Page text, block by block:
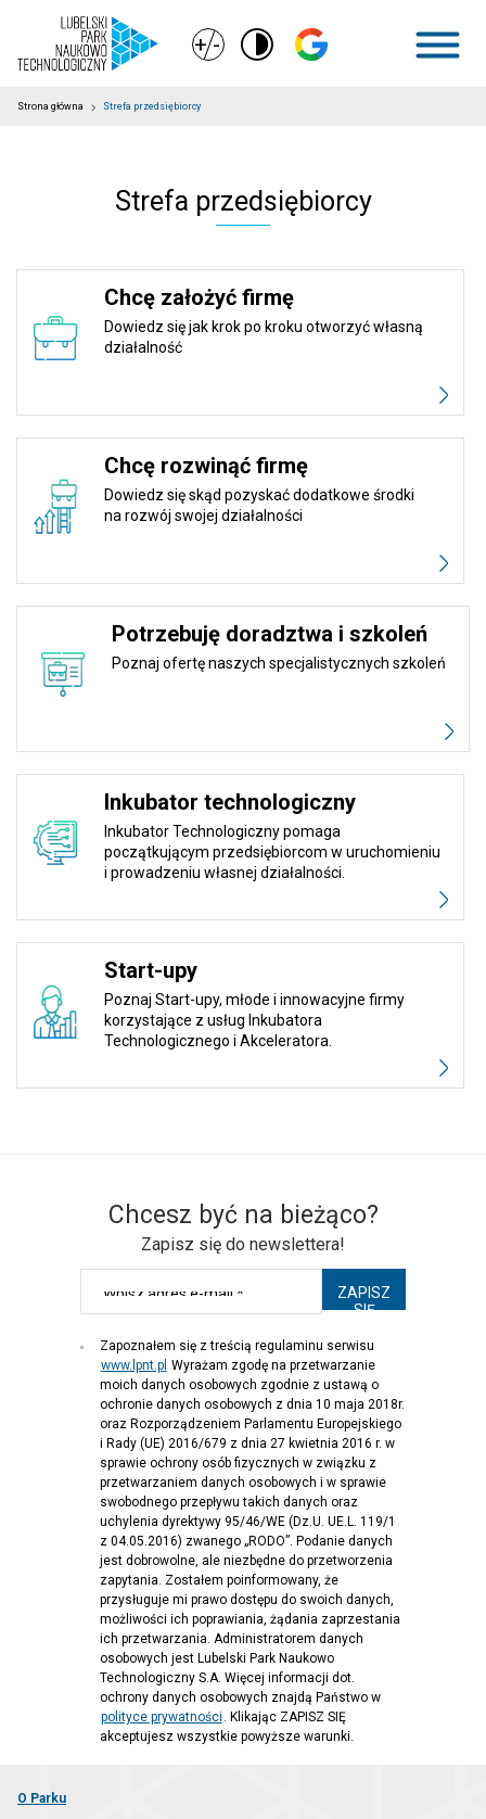
+-
Strona główna Strefa przedsiębiorcy
Strefa przedsiębiorcy
Chcę założyć firmę
Dowiedz się jak krok po kroku otworzyć własną
działalność
Chcę rozwinąć firmę
Dowiedz się skąd pozyskać dodatkowe środki
na rozwój swojej działalności
Potrzebuję doradztwa i szkoleń
Poznaj ofertę naszych specjalistycznych szkoleń
Inkubator technologiczny
Inkubator Technologiczny pomaga
początkującym przedsiębiorcom w uruchomieniu
i prowadzeniu własnej działalności.
Start-upy
Poznaj Start-upy, młode i innowacyjne firmy
korzystające z usług Inkubatora
Technologicznego i Akceleratora.
Chcesz być na bieżąco?
Zapisz się do newslettera!
Zapoznałem się z treścią regulaminu serwisu
www.lpnt.pl Wyrażam zgodę na przetwarzanie
moich danych osobowych zgodnie z ustawą o
ochronie danych osobowych z dnia 10 maja 2018r.
oraz Rozporządzeniem Parlamentu Europejskiego
i Rady (UE) 2016/679 z dnia 27 kwietnia 2016 r. w
sprawie ochrony osób fizycznych w związku z
przetwarzaniem danych osobowych i w sprawie
swobodnego przepływu takich danych oraz
uchylenia dyrektywy 95/46/WE (Dz.U. UE.L. 119/1
z 04.05.2016) zwanego „RODO”. Podanie danych
jest dobrowolne, ale niezbędne do przetworzenia
zapytania. Zostałem poinformowany, że
przysługuje mi prawo dostępu do swoich danych,
możliwości ich poprawiania, żądania zaprzestania
ich przetwarzania. Administratorem danych
osobowych jest Lubelski Park Naukowo
Technologiczny S.A. Więcej informacji dot.
ochrony danych osobowych znajdą Państwo w
polityce prywatności . Klikając ZAPISZ SIĘ
akceptujesz wszystkie powyższe warunki.
O Parku